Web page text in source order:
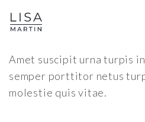
Amet suscipit urna turpis
semper porttitor netus
molestie quis vitae.